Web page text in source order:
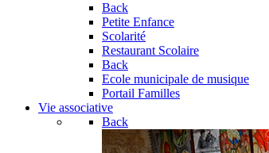
Back
Petite Enfance
Scolarité
Restaurant Scolaire
Back
Ecole municipale de musique
Portail Familles
Vie associative
Back